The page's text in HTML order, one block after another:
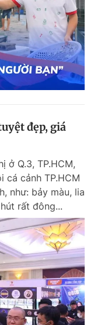
đẹp, giá
ở Q.3, TP.HCM,
cá cảnh TP.HCM
như: bảy màu, lia
rất đông...